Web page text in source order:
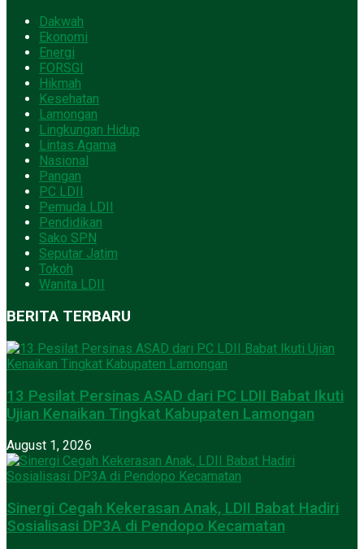
Dakwah
Ekonomi
Energi
FORSGI
Hikmah
Kesehatan
Lamongan
Lingkungan Hidup
Lintas Agama
Nasional
Pangan
PC LDII
Pemuda LDII
Pendidikan
Sako SPN
Seputar Jatim
Tokoh
Wanita LDII
BERITA TERBARU
13 Pesilat Persinas ASAD dari PC LDII Babat Ikuti
Ujian Kenaikan Tingkat Kabupaten Lamongan
August 1, 2026
Sinergi Cegah Kekerasan Anak, LDII Babat Hadiri
Sosialisasi DP3A di Pendopo Kecamatan